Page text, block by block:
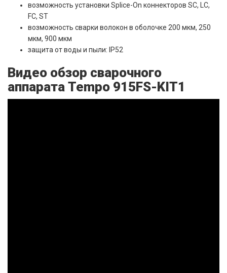
возможность установки Splice-On коннекторов SC, LC,
FC, ST
возможность сварки волокон в оболочке 200 мкм, 250
мкм, 900 мкм
защита от воды и пыли: IP52
Видео обзор сварочного
аппарата Tempo 915FS-KIT1